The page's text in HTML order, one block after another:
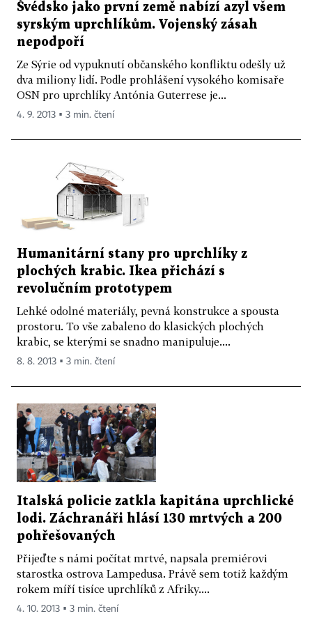
Švédsko jako první země nabízí azyl všem
syrským uprchlíkům. Vojenský zásah
nepodpoří
Ze Sýrie od vypuknutí občanského konfliktu odešly už
dva miliony lidí. Podle prohlášení vysokého komisaře
OSN pro uprchlíky Antónia Guterrese je...
4. 9. 2013 ▪ 3 min. čtení
Humanitární stany pro uprchlíky z
plochých krabic. Ikea přichází s
revolučním prototypem
Lehké odolné materiály, pevná konstrukce a spousta
prostoru. To vše zabaleno do klasických plochých
krabic, se kterými se snadno manipuluje....
8. 8. 2013 ▪ 3 min. čtení
Italská policie zatkla kapitána uprchlické
lodi. Záchranáři hlásí 130 mrtvých a 200
pohřešovaných
Přijeďte s námi počítat mrtvé, napsala premiérovi
starostka ostrova Lampedusa. Právě sem totiž každým
rokem míří tisíce uprchlíků z Afriky....
4. 10. 2013 ▪ 3 min. čtení